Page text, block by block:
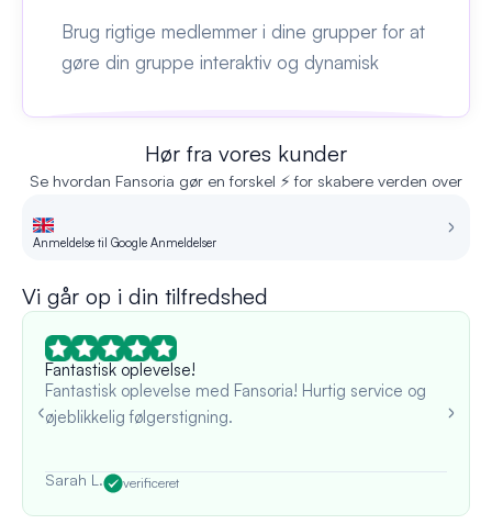
Brug rigtige medlemmer i dine grupper for at
gøre din gruppe interaktiv og dynamisk
Hør fra vores kunder
Se hvordan Fansoria gør en forskel ⚡ for skabere verden over
Anmeldelse til Google Anmeldelser
Vi går op i din tilfredshed
Fantastisk oplevelse!
Fantastisk oplevelse med Fansoria! Hurtig service og
øjeblikkelig følgerstigning.
Sarah L. verificeret